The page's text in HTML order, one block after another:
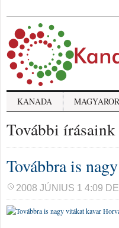
KANADA
További írásaink
Továbbra is
2008 JÚNIUS 1 4:09